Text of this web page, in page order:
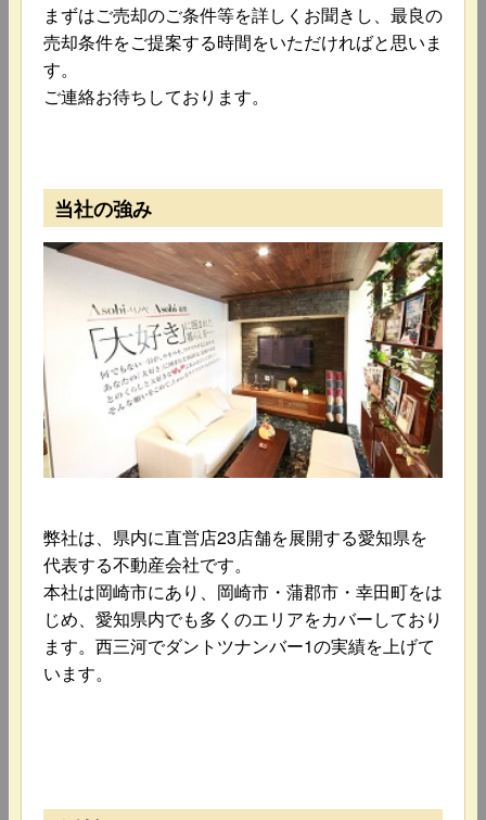
まずはご売却のご条件等を詳しくお聞きし、最良の
売却条件をご提案する時間をいただければと思いま
す。
ご連絡お待ちしております。
当社の強み
弊社は、県内に直営店23店舗を展開する愛知県を
代表する不動産会社です。
本社は岡崎市にあり、岡崎市・蒲郡市・幸田町をは
じめ、愛知県内でも多くのエリアをカバーしており
ます。西三河でダントツナンバー1の実績を上げて
います。